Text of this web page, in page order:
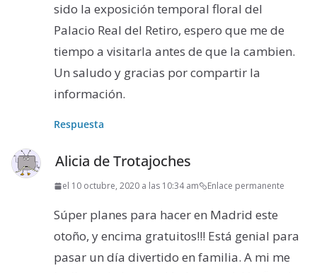
sido la exposición temporal floral del
Palacio Real del Retiro, espero que me de
tiempo a visitarla antes de que la cambien.
Un saludo y gracias por compartir la
información.
Respuesta
Alicia de Trotajoches
el 10 octubre, 2020 a las 10:34 am Enlace permanente
Súper planes para hacer en Madrid este
otoño, y encima gratuitos!!! Está genial para
pasar un día divertido en familia. A mi me